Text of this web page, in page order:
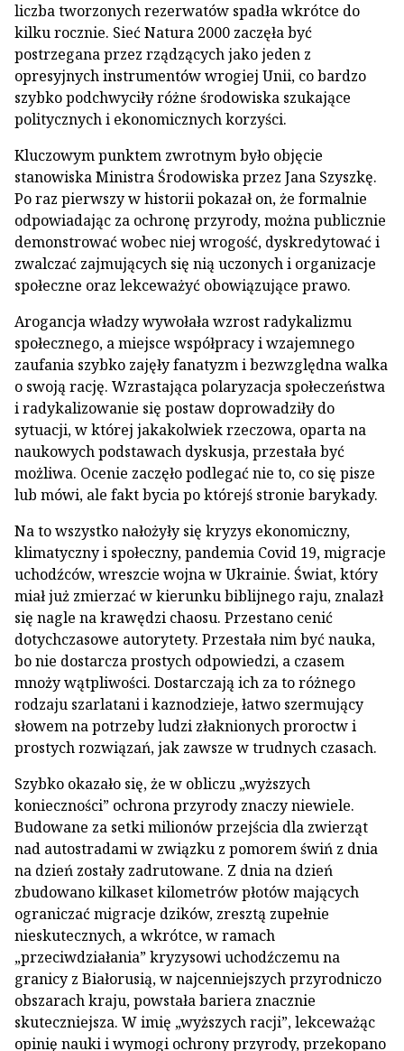
liczba tworzonych rezerwatów spadła wkrótce do
kilku rocznie. Sieć Natura 2000 zaczęła być
postrzegana przez rządzących jako jeden z
opresyjnych instrumentów wrogiej Unii, co bardzo
szybko podchwyciły różne środowiska szukające
politycznych i ekonomicznych korzyści.
Kluczowym punktem zwrotnym było objęcie
stanowiska Ministra Środowiska przez Jana Szyszkę.
Po raz pierwszy w historii pokazał on, że formalnie
odpowiadając za ochronę przyrody, można publicznie
demonstrować wobec niej wrogość, dyskredytować i
zwalczać zajmujących się nią uczonych i organizacje
społeczne oraz lekceważyć obowiązujące prawo.
Arogancja władzy wywołała wzrost radykalizmu
społecznego, a miejsce współpracy i wzajemnego
zaufania szybko zajęły fanatyzm i bezwzględna walka
o swoją rację. Wzrastająca polaryzacja społeczeństwa
i radykalizowanie się postaw doprowadziły do
sytuacji, w której jakakolwiek rzeczowa, oparta na
naukowych podstawach dyskusja, przestała być
możliwa. Ocenie zaczęło podlegać nie to, co się pisze
lub mówi, ale fakt bycia po którejś stronie barykady.
Na to wszystko nałożyły się kryzys ekonomiczny,
klimatyczny i społeczny, pandemia Covid 19, migracje
uchodźców, wreszcie wojna w Ukrainie. Świat, który
miał już zmierzać w kierunku biblijnego raju, znalazł
się nagle na krawędzi chaosu. Przestano cenić
dotychczasowe autorytety. Przestała nim być nauka,
bo nie dostarcza prostych odpowiedzi, a czasem
mnoży wątpliwości. Dostarczają ich za to różnego
rodzaju szarlatani i kaznodzieje, łatwo szermujący
słowem na potrzeby ludzi złaknionych proroctw i
prostych rozwiązań, jak zawsze w trudnych czasach.
Szybko okazało się, że w obliczu „wyższych
konieczności” ochrona przyrody znaczy niewiele.
Budowane za setki milionów przejścia dla zwierząt
nad autostradami w związku z pomorem świń z dnia
na dzień zostały zadrutowane. Z dnia na dzień
zbudowano kilkaset kilometrów płotów mających
ograniczać migracje dzików, zresztą zupełnie
nieskutecznych, a wkrótce, w ramach
„przeciwdziałania” kryzysowi uchodźczemu na
granicy z Białorusią, w najcenniejszych przyrodniczo
obszarach kraju, powstała bariera znacznie
skuteczniejsza. W imię „wyższych racji”, lekceważąc
opinię nauki i wymogi ochrony przyrody, przekopano